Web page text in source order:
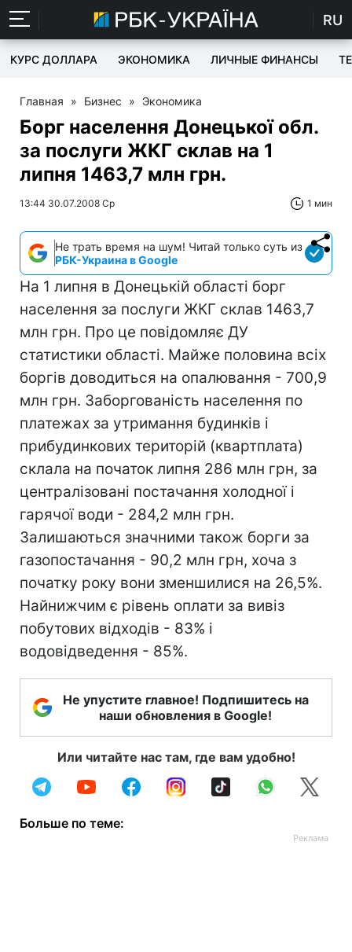
RU
КУРС ДОЛЛАРА ЭКОНОМИКА ЛИЧНЫЕ ФИНАНСЫ
Главная » Бизнес » Экономика
Борг населення Донецької обл.
за послуги ЖКГ склав на 1
липня 1463,7 млн грн.
13:44 30.07.2008 Ср 1 мин
Не трать время на шум! Читай только суть из
РБК-Украина в Google
На 1 липня в Донецькій області борг
населення за послуги ЖКГ склав 1463,7
млн грн. Про це повідомляє ДУ
статистики області. Майже половина всіх
боргів доводиться на опалювання - 700,9
млн грн. Заборгованість населення по
платежах за утримання будинків і
прибудинкових територій (квартплата)
склала на початок липня 286 млн грн, за
централізовані постачання холодної і
гарячої води - 284,2 млн грн.
Залишаються значними також борги за
газопостачання - 90,2 млн грн, хоча з
початку року вони зменшилися на 26,5%.
Найнижчим є рівень оплати за вивіз
побутових відходів - 83% і
водовідведення - 85%.
Не упустите главное! Подпишитесь на
наши обновления в Google!
Или читайте нас там, где вам удобно!
Больше по теме: